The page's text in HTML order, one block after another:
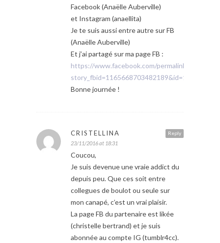
Facebook (Anaëlle Auberville)
et Instagram (anaellita)
Je te suis aussi entre autre sur FB
(Anaëlle Auberville)
Et j’ai partagé sur ma page FB :
https://www.facebook.com/permalink.php?
Bonne journée !
Reply
CRISTELLINA
23/11/2016 at 18:31
Coucou,
Je suis devenue une vraie addict du
depuis peu. Que ces soit entre
collegues de boulot ou seule sur
mon canapé, c’est un vrai plaisir.
La page FB du partenaire est likée
(christelle bertrand) et je suis
abonnée au compte IG (tumblr4cc).